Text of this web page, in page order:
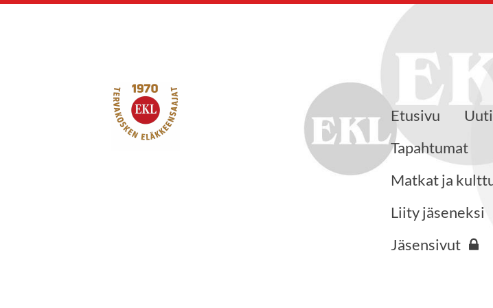
Tervakosken Eläkkeensaajat ry
Etusivu
Tapahtumat
Matkat ja
Liity jäseneksi
Jäsensivut